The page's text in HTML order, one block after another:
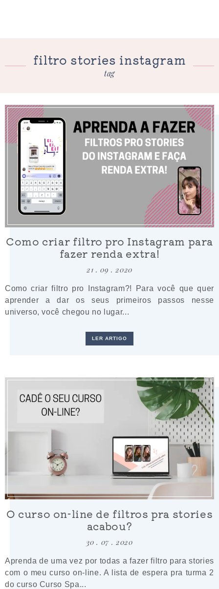
filtro stories instagram
tag
Como criar filtro pro Instagram para
fazer renda extra!
21 . 09 . 2020
Como criar filtro pro Instagram?! Para você que quer
aprender a dar os seus primeiros passos nesse
universo, você chegou no lugar...
LER ARTIGO
O curso on-line de filtros pra stories
acabou?
30 . 07 . 2020
Aprenda de uma vez por todas a fazer filtro para stories
com o meu curso on-line. A lista de espera pra turma 2
do curso Curso Spa...